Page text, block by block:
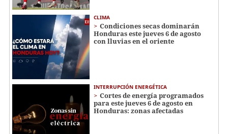
CLIMA
Condiciones secas dominarán
Honduras este jueves 6 de agosto
con lluvias en el oriente
INTERRUPCIÓN ENERGÉTICA
Cortes de energía programados
para este jueves 6 de agosto en
Honduras: zonas afectadas